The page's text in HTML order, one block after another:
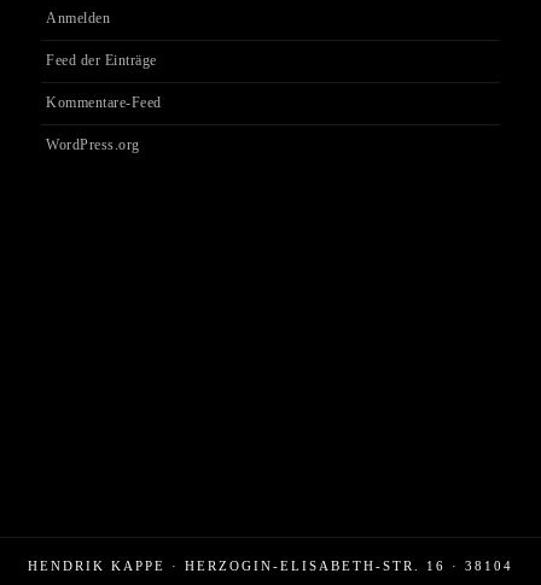
Anmelden
Feed der Einträge
Kommentare-Feed
WordPress.org
HENDRIK KAPPE · HERZOGIN-ELISABETH-STR. 16 · 38104